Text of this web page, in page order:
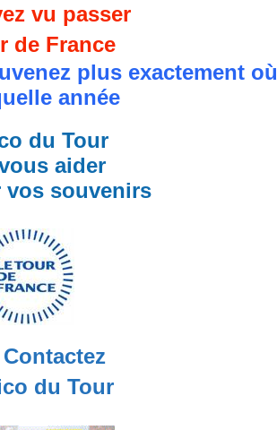
vu passer
de France
plus exactement où
année
du Tour
aider
vos souvenirs
du Tour